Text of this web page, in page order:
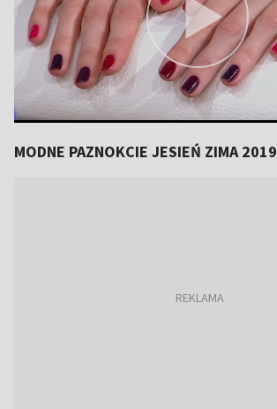
MODNE PAZNOKCIE JESIEŃ ZIMA 2019